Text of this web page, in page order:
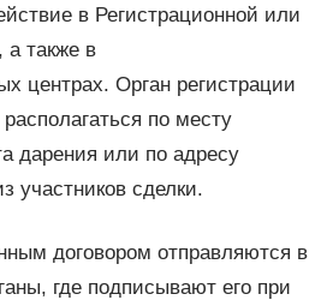
в Регистрационной или
а также в
центрах. Орган регистрации
по месту
дарения или по адресу
участников сделки.
договором отправляются в
где подписывают его при